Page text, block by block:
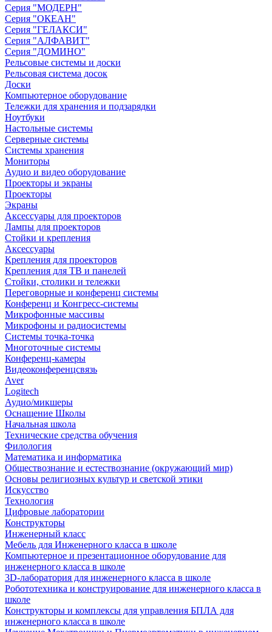
Серия "МОДЕРН"
Серия "ОКЕАН"
Серия "ГЕЛАКСИ"
Серия "АЛФАВИТ"
Серия "ДОМИНО"
Рельсовые системы и доски
Рельсовая система досок
Доски
Компьютерное оборудование
Тележки для хранения и подзарядки
Ноутбуки
Настольные системы
Серверные системы
Системы хранения
Мониторы
Аудио и видео оборудование
Проекторы и экраны
Проекторы
Экраны
Аксессуары для проекторов
Лампы для проекторов
Стойки и крепления
Аксессуары
Крепления для проекторов
Крепления для ТВ и панелей
Стойки, столики и тележки
Переговорные и конференц системы
Конференц и Конгресс-системы
Микрофонные массивы
Микрофоны и радиосистемы
Системы точка-точка
Многоточные системы
Конференц-камеры
Видеоконференцсвязь
Aver
Logitech
Аудио/микшеры
Оснащение Школы
Начальная школа
Технические средства обучения
Филология
Математика и информатика
Обществознание и естествознание (окружающий мир)
Основы религиозных культур и светской этики
Искусство
Технология
Цифровые лаборатории
Конструкторы
Инженерный класс
Мебель для Инженерного класса в школе
Компьютерное и презентационное оборудование для
инженерного класса в школе
3D-лаборатория для инженерного класса в школе
Робототехника и конструирование для инженерного класса в
школе
Конструкторы и комплексы для управления БПЛА для
инженерного класса в школе